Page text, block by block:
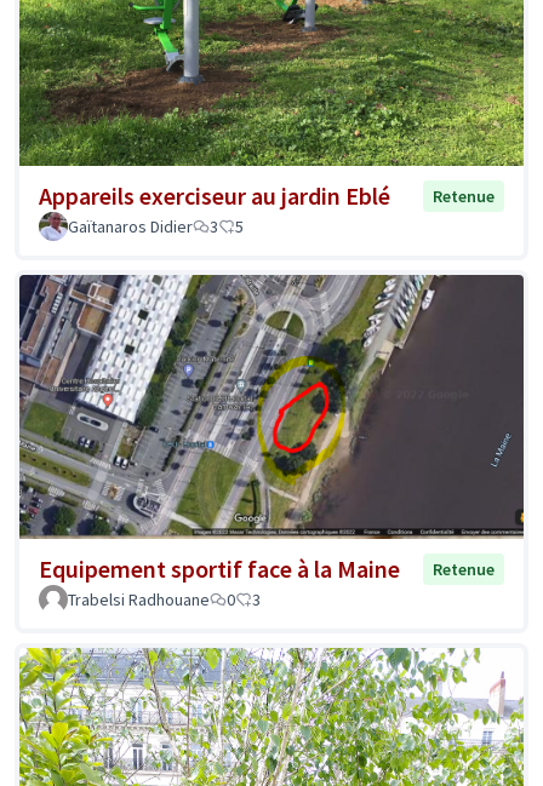
Appareils exerciseur au jardin Eblé
Retenue
Gaïtanaros Didier
3 5
Equipement sportif face à la Maine
Retenue
Trabelsi Radhouane
0 3